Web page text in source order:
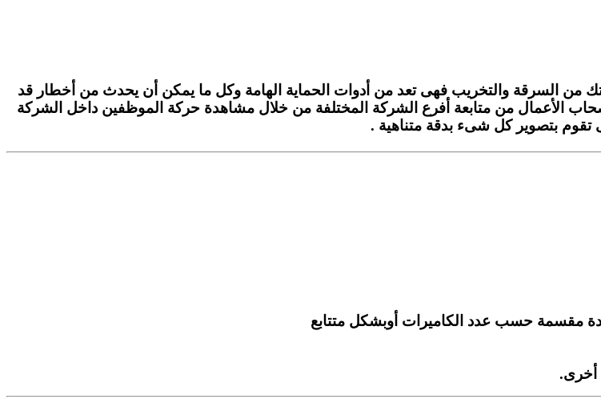
من السرقة والتخريب فهى تعد من أدوات الحماية الهامة وكل ما يمكن أن يحدث من أخطار قد
الأعمال من متابعة أفرع الشركة المختلفة من خلال مشاهدة حركة الموظفين داخل الشركة
تقوم بتصوير كل شىء بدقة متناهية .
مقسمة حسب عدد الكاميرات أوبشكل متتابع
أخرى.